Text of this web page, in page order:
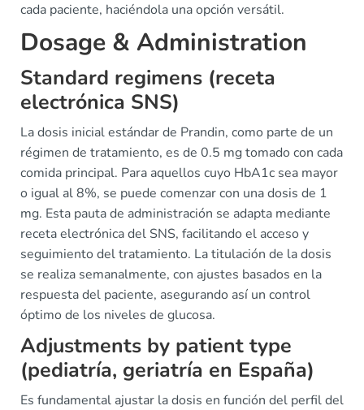
cada paciente, haciéndola una opción versátil.
Dosage & Administration
Standard regimens (receta
electrónica SNS)
La dosis inicial estándar de Prandin, como parte de un
régimen de tratamiento, es de 0.5 mg tomado con cada
comida principal. Para aquellos cuyo HbA1c sea mayor
o igual al 8%, se puede comenzar con una dosis de 1
mg. Esta pauta de administración se adapta mediante
receta electrónica del SNS, facilitando el acceso y
seguimiento del tratamiento. La titulación de la dosis
se realiza semanalmente, con ajustes basados en la
respuesta del paciente, asegurando así un control
óptimo de los niveles de glucosa.
Adjustments by patient type
(pediatría, geriatría en España)
Es fundamental ajustar la dosis en función del perfil del